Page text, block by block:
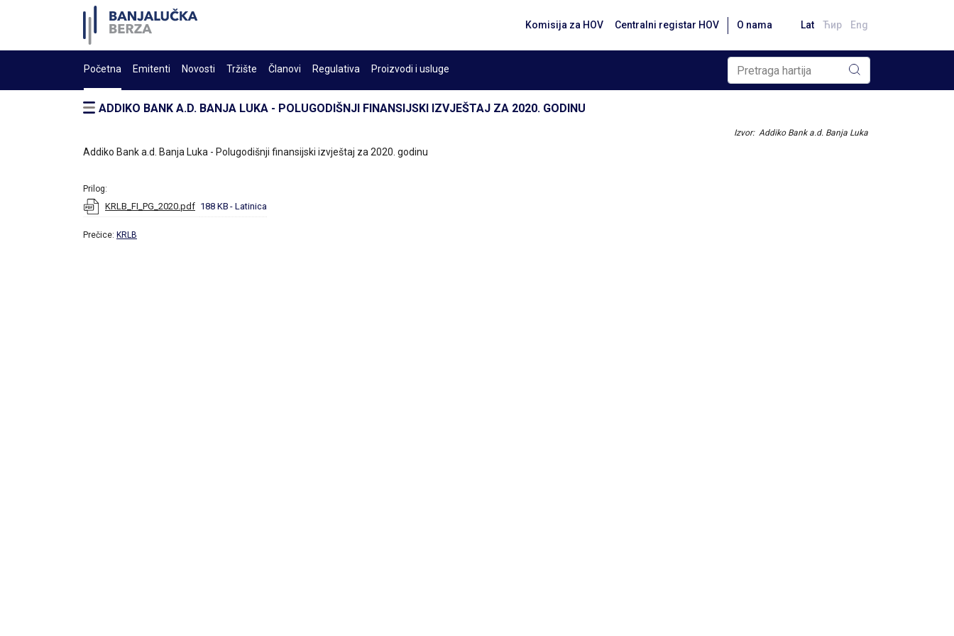
Komisija za HOV Centralni registar HOV O nama Lat Ћир Eng
Početna Emitenti Novosti Tržište Članovi Regulativa Proizvodi i usluge
ADDIKO BANK A.D. BANJA LUKA - POLUGODIŠNJI FINANSIJSKI IZVJEŠTAJ ZA 2020. GODINU
Izvor: Addiko Bank a.d. Banja Luka
Addiko Bank a.d. Banja Luka - Polugodišnji finansijski izvještaj za 2020. godinu
Prilog:
KRLB_FI_PG_2020.pdf 188 KB - Latinica
Prečice: KRLB